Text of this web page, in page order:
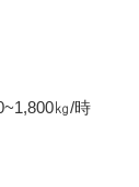
㎏/時